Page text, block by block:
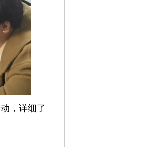
，详细了